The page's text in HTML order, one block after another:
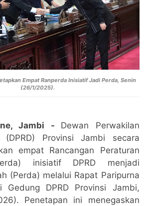
Empat Ranperda Inisiatif Jadi Perda, Senin
(26/1/2025).
Jambi - Dewan Perwakilan
(DPRD) Provinsi Jambi secara
empat Rancangan Peraturan
inisiatif DPRD menjadi
(Perda) melalui Rapat Paripurna
DPRD Provinsi Jambi,
Penetapan ini menegaskan